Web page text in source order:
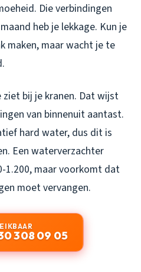
Die verbindingen
heb je lekkage. Kun je
maken, maar wacht je te
bij je kranen. Dat wijst
van binnenuit aantast.
hard water, dus dit is
Een waterverzachter
1.200, maar voorkomt dat
moet vervangen.
308 09 05